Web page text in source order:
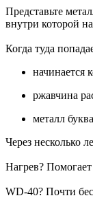
Представьте
внутри которой
Когда туда
начинается
ржавчина
металл
Через несколько
Нагрев? Помогает
WD-40? Почти